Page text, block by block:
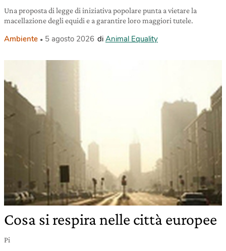
Una proposta di legge di iniziativa popolare punta a vietare la
macellazione degli equidi e a garantire loro maggiori tutele.
Ambiente 5 agosto 2026 di Animal Equality
Cosa si respira nelle città europee
Pi